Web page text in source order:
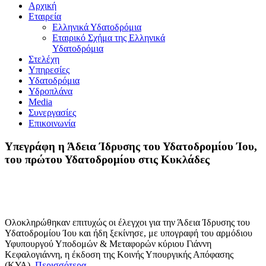
Αρχική
Εταιρεία
Ελληνικά Υδατοδρόμια
Εταιρικό Σχήμα της Ελληνικά
Υδατοδρόμια
Στελέχη
Υπηρεσίες
Υδατοδρόμια
Υδροπλάνα
Media
Συνεργασίες
Επικοινωνία
Υπεγράφη η Άδεια Ίδρυσης του Υδατοδρομίου Ίου,
του πρώτου Υδατοδρομίου στις Κυκλάδες
Ολοκληρώθηκαν επιτυχώς οι έλεγχοι για την Άδεια Ίδρυσης του
Υδατοδρομίου Ίου και ήδη ξεκίνησε, με υπογραφή του αρμόδιου
Υφυπουργού Υποδομών & Μεταφορών κύριου Γιάννη
Κεφαλογιάννη, η έκδοση της Κοινής Υπουργικής Απόφασης